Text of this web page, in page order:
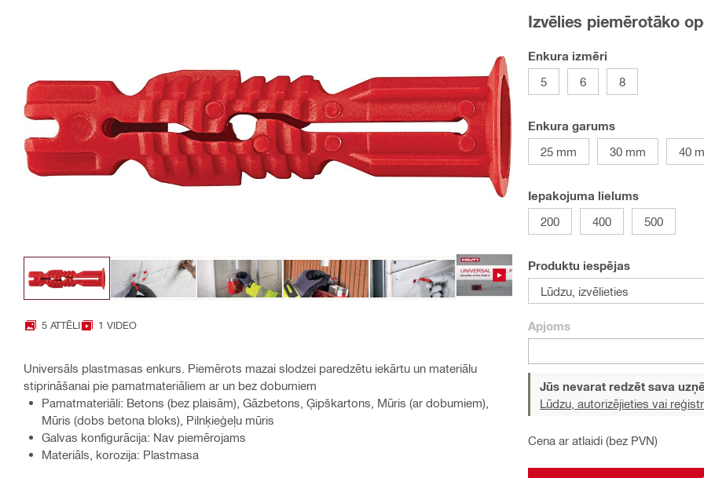
5 ATTĒLI 1 VIDEO
Universāls plastmasas enkurs. Piemērots mazai slodzei paredzētu iekārtu un materiālu
stiprināšanai pie pamatmateriāliem ar un bez dobumiem
Pamatmateriāli: Betons (bez plaisām), Gāzbetons, Ģipškartons, Mūris (ar dobumiem),
Mūris (dobs betona bloks), Pilnķieģeļu mūris
Galvas konfigurācija: Nav piemērojams
Materiāls, korozija: Plastmasa
Izvēlies piemērotāko
Enkura izmēri
5
6 8
Enkura garums
25 mm
30 mm 40
Iepakojuma lielums
200
400 500
Produktu iespējas
Lūdzu, izvēlieties
Apjoms
Jūs nevarat redzēt sava
Lūdzu, autorizējieties vai
Cena ar atlaidi (bez PVN)